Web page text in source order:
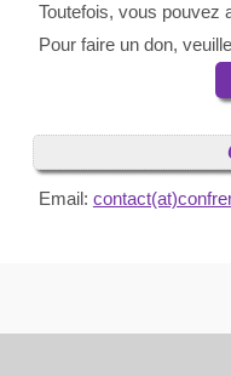
Toutefois, vous pouvez
Pour faire un don,
Email: